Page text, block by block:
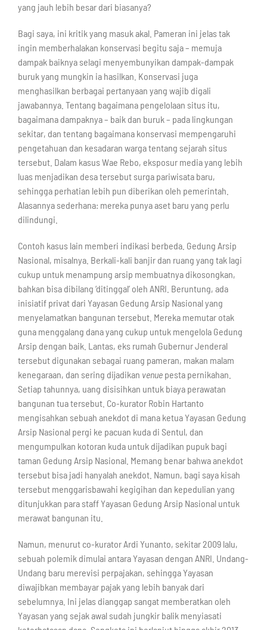
yang jauh lebih besar dari biasanya?
Bagi saya, ini kritik yang masuk akal. Pameran ini jelas tak
ingin memberhalakan konservasi begitu saja – memuja
dampak baiknya selagi menyembunyikan dampak-dampak
buruk yang mungkin ia hasilkan. Konservasi juga
menghasilkan berbagai pertanyaan yang wajib digali
jawabannya. Tentang bagaimana pengelolaan situs itu,
bagaimana dampaknya – baik dan buruk – pada lingkungan
sekitar, dan tentang bagaimana konservasi mempengaruhi
pengetahuan dan kesadaran warga tentang sejarah situs
tersebut. Dalam kasus Wae Rebo, eksposur media yang lebih
luas menjadikan desa tersebut surga pariwisata baru,
sehingga perhatian lebih pun diberikan oleh pemerintah.
Alasannya sederhana: mereka punya aset baru yang perlu
dilindungi.
Contoh kasus lain memberi indikasi berbeda. Gedung Arsip
Nasional, misalnya. Berkali-kali banjir dan ruang yang tak lagi
cukup untuk menampung arsip membuatnya dikosongkan,
bahkan bisa dibilang ‘ditinggal’ oleh ANRI. Beruntung, ada
inisiatif privat dari Yayasan Gedung Arsip Nasional yang
menyelamatkan bangunan tersebut. Mereka memutar otak
guna menggalang dana yang cukup untuk mengelola Gedung
Arsip dengan baik. Lantas, eks rumah Gubernur Jenderal
tersebut digunakan sebagai ruang pameran, makan malam
kenegaraan, dan sering dijadikan venue pesta pernikahan.
Setiap tahunnya, uang disisihkan untuk biaya perawatan
bangunan tua tersebut. Co-kurator Robin Hartanto
mengisahkan sebuah anekdot di mana ketua Yayasan Gedung
Arsip Nasional pergi ke pacuan kuda di Sentul, dan
mengumpulkan kotoran kuda untuk dijadikan pupuk bagi
taman Gedung Arsip Nasional. Memang benar bahwa anekdot
tersebut bisa jadi hanyalah anekdot. Namun, bagi saya kisah
tersebut menggarisbawahi kegigihan dan kepedulian yang
ditunjukkan para staff Yayasan Gedung Arsip Nasional untuk
merawat bangunan itu.
Namun, menurut co-kurator Ardi Yunanto, sekitar 2009 lalu,
sebuah polemik dimulai antara Yayasan dengan ANRI. Undang-
Undang baru merevisi perpajakan, sehingga Yayasan
diwajibkan membayar pajak yang lebih banyak dari
sebelumnya. Ini jelas dianggap sangat memberatkan oleh
Yayasan yang sejak awal sudah jungkir balik menyiasati